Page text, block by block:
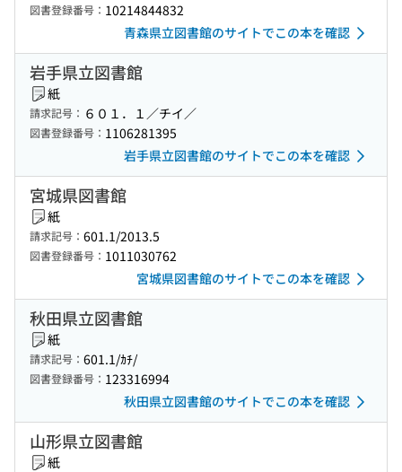
図書登録番号： 10214844832
青森県立図書館のサイトでこの本を確認
岩手県立図書館
紙
請求記号： ６０１．１／チイ／
図書登録番号： 1106281395
岩手県立図書館のサイトでこの本を確認
宮城県図書館
紙
請求記号： 601.1/2013.5
図書登録番号： 1011030762
宮城県図書館のサイトでこの本を確認
秋田県立図書館
紙
請求記号： 601.1/ｶﾁ/
図書登録番号： 123316994
秋田県立図書館のサイトでこの本を確認
山形県立図書館
紙